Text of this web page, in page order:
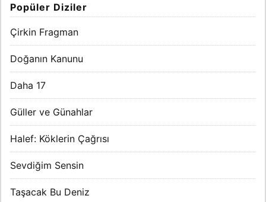
Popüler Diziler
Çirkin Fragman
Doğanın Kanunu
Daha 17
Güller ve Günahlar
Halef: Köklerin Çağrısı
Sevdiğim Sensin
Taşacak Bu Deniz